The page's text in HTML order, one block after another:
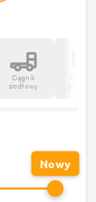
Ciągnik
siodłowy
Nowy